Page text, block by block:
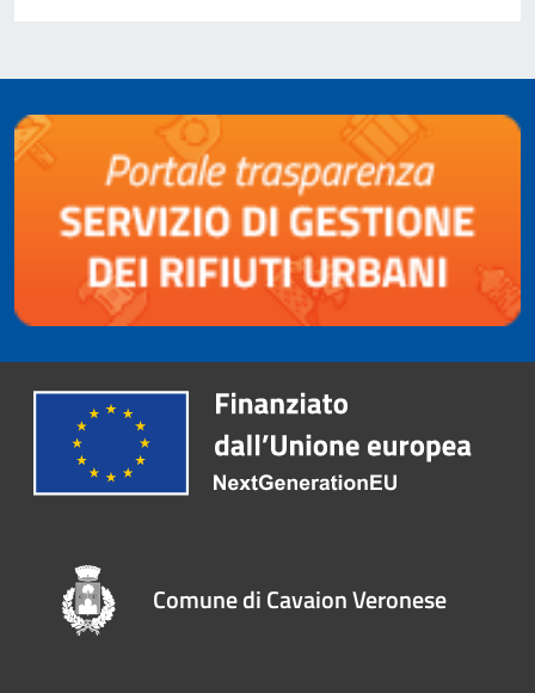
Comune di Cavaion Veronese